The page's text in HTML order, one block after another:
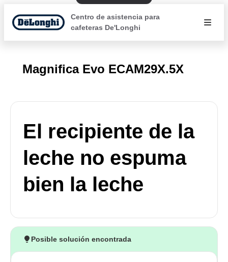
Centro de asistencia para
cafeteras De'Longhi
Magnifica Evo ECAM29X.5X
El recipiente de la
leche no espuma
bien la leche
Posible solución encontrada